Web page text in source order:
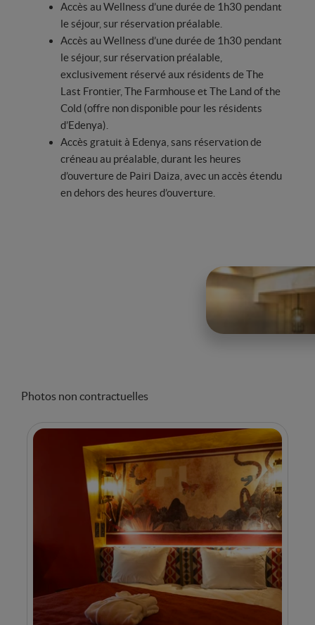
Accès au Wellness d’une durée de 1h30 pendant
le séjour, sur réservation préalable.
Accès au Wellness d’une durée de 1h30 pendant
le séjour, sur réservation préalable,
exclusivement réservé aux résidents de The
Last Frontier, The Farmhouse et The Land of the
Cold (offre non disponible pour les résidents
d’Edenya).
Accès gratuit à Edenya, sans réservation de
créneau au préalable, durant les heures
d’ouverture de Pairi Daiza, avec un accès étendu
en dehors des heures d’ouverture.
Photos non contractuelles